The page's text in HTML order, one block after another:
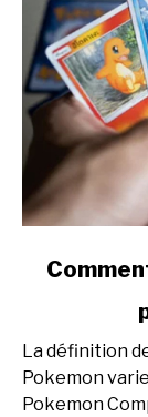
link
devenir
un
distributeur
La définition
Pokemon
Pokemon